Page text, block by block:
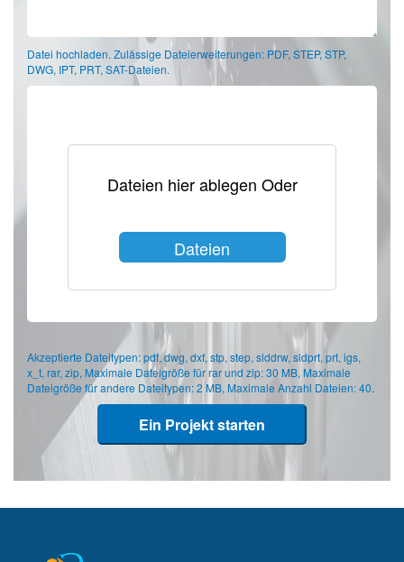
Datei hochladen. Zulässige Dateierweiterungen: PDF, STEP, STP,
DWG, IPT, PRT, SAT-Dateien.
Dateien hier ablegen Oder
Dateien
Akzeptierte Dateitypen: pdf, dwg, dxf, stp, step, slddrw, sldprt, prt, igs,
x_t, rar, zip, Maximale Dateigröße für rar und zip: 30 MB, Maximale
Dateigröße für andere Dateitypen: 2 MB, Maximale Anzahl Dateien: 40.
Ein Projekt starten